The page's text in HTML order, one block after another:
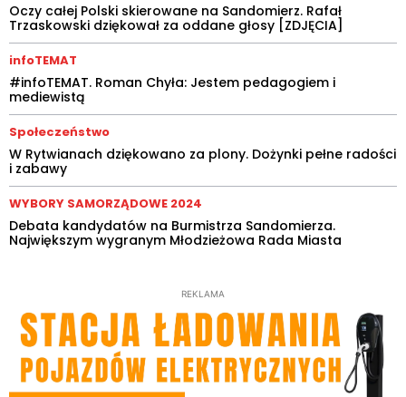
Oczy całej Polski skierowane na Sandomierz. Rafał
Trzaskowski dziękował za oddane głosy [ZDJĘCIA]
infoTEMAT
#infoTEMAT. Roman Chyła: Jestem pedagogiem i
mediewistą
Społeczeństwo
W Rytwianach dziękowano za plony. Dożynki pełne radości
i zabawy
WYBORY SAMORZĄDOWE 2024
Debata kandydatów na Burmistrza Sandomierza.
Największym wygranym Młodzieżowa Rada Miasta
REKLAMA